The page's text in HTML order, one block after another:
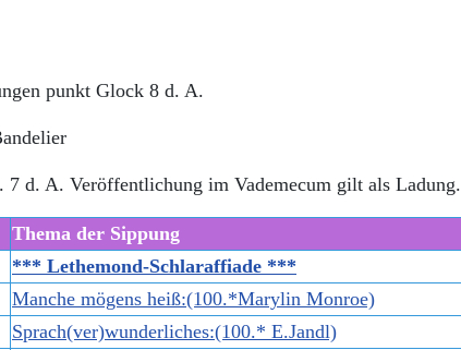
punkt Glock 8 d. A.
d. A. Veröffentlichung im Vademecum gilt als Ladung.
Thema der Sippung
*** Lethemond-Schlaraffiade ***
Manche mögens heiß:(100.*Marylin Monroe)
Sprach(ver)wunderliches:(100.* E.Jandl)